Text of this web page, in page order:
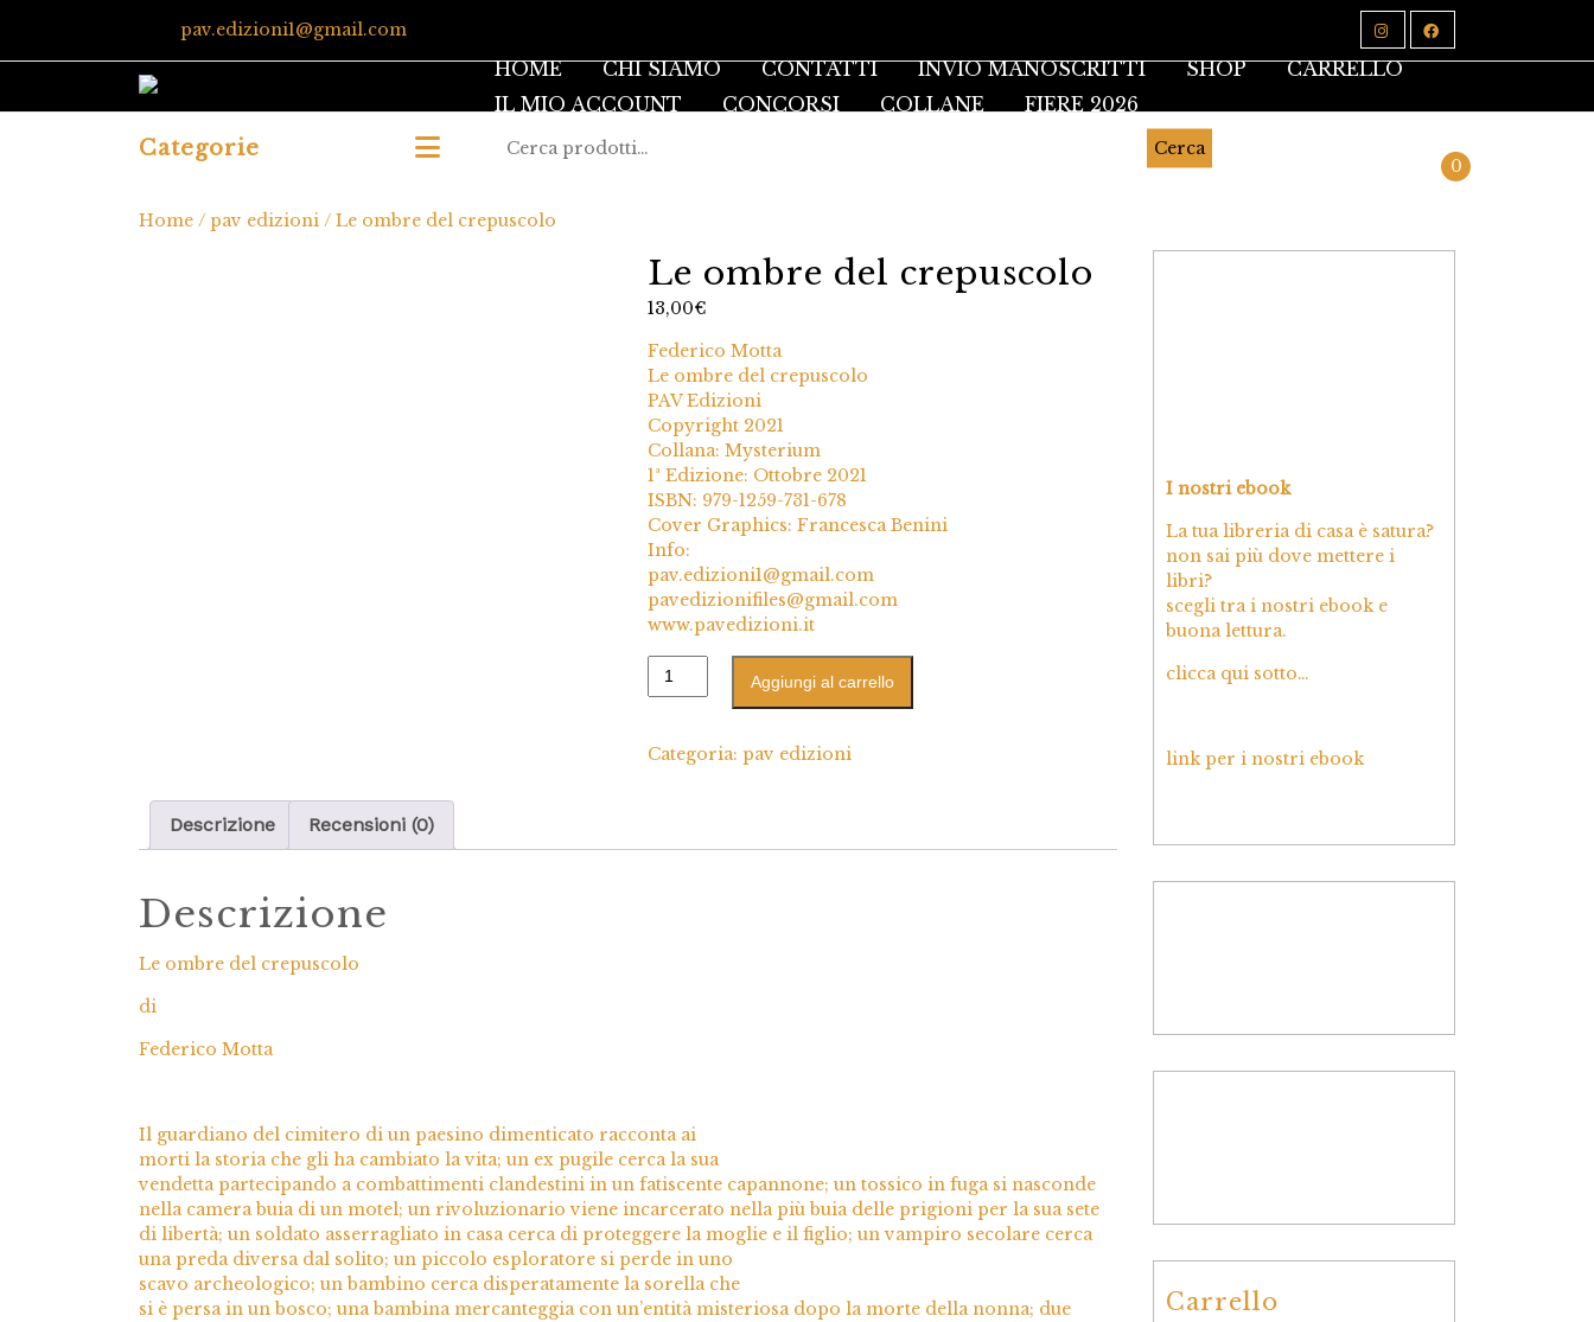
pav.edizioni1@gmail.com
HOME CHI SIAMO CONTATTI INVIO MANOSCRITTI SHOP
CARRELLO
IL MIO ACCOUNT
CONCORSI COLLANE FIERE 2026
Categorie
Cerca
0
Home / pav edizioni / Le ombre del crepuscolo
Le ombre del crepuscolo
13,00€
Federico Motta
Le ombre del crepuscolo
PAV Edizioni
Copyright 2021
Collana: Mysterium
1ª Edizione: Ottobre 2021
ISBN: 979-1259-731-678
Cover Graphics: Francesca Benini
Info:
pav.edizioni1@gmail.com
pavedizionifiles@gmail.com
www.pavedizioni.it
Aggiungi al carrello
Categoria: pav edizioni
Descrizione Recensioni (0)
Descrizione
Le ombre del crepuscolo
di
Federico Motta
Il guardiano del cimitero di un paesino dimenticato racconta ai
morti la storia che gli ha cambiato la vita; un ex pugile cerca la sua
vendetta partecipando a combattimenti clandestini in un fatiscente capannone; un tossico in fuga si nasconde
nella camera buia di un motel; un rivoluzionario viene incarcerato nella più buia delle prigioni per la sua sete
di libertà; un soldato asserragliato in casa cerca di proteggere la moglie e il figlio; un vampiro secolare cerca
una preda diversa dal solito; un piccolo esploratore si perde in uno
scavo archeologico; un bambino cerca disperatamente la sorella che
si è persa in un bosco; una bambina mercanteggia con un’entità misteriosa dopo la morte della nonna; due
I nostri ebook
La tua libreria di casa è satura?
non sai più dove mettere i
libri?
scegli tra i nostri ebook e
buona lettura.
clicca qui sotto…
link per i nostri ebook
Carrello